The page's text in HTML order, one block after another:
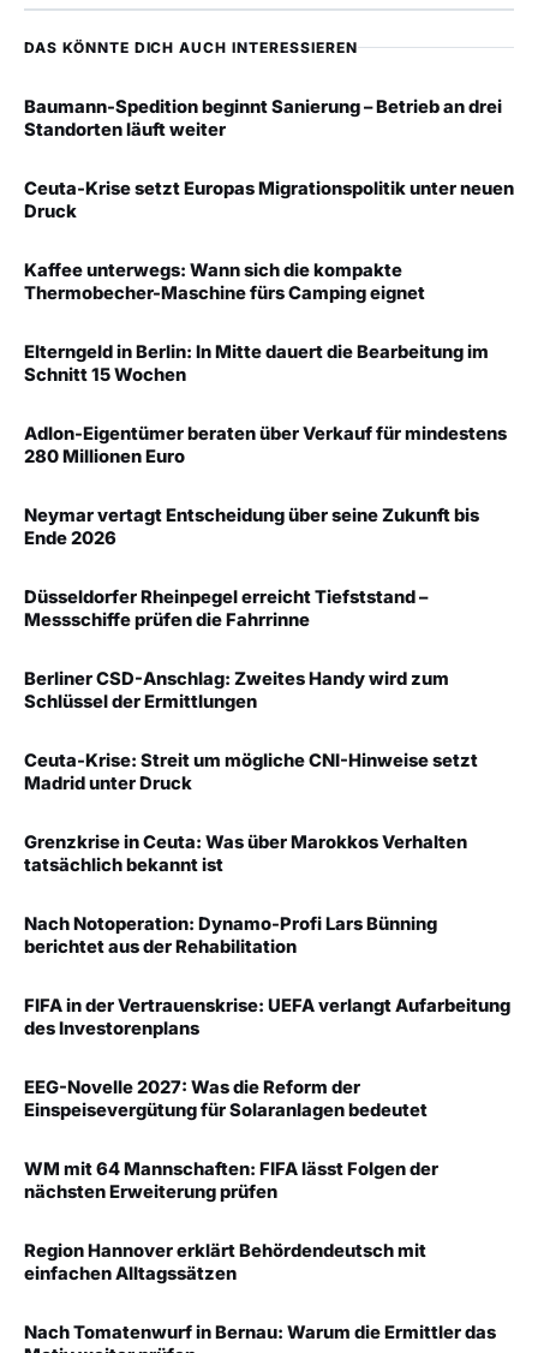
DAS KÖNNTE DICH AUCH INTERESSIEREN
Baumann-Spedition beginnt Sanierung – Betrieb an drei
Standorten läuft weiter
Ceuta-Krise setzt Europas Migrationspolitik unter neuen
Druck
Kaffee unterwegs: Wann sich die kompakte
Thermobecher-Maschine fürs Camping eignet
Elterngeld in Berlin: In Mitte dauert die Bearbeitung im
Schnitt 15 Wochen
Adlon-Eigentümer beraten über Verkauf für mindestens
280 Millionen Euro
Neymar vertagt Entscheidung über seine Zukunft bis
Ende 2026
Düsseldorfer Rheinpegel erreicht Tiefststand –
Messschiffe prüfen die Fahrrinne
Berliner CSD-Anschlag: Zweites Handy wird zum
Schlüssel der Ermittlungen
Ceuta-Krise: Streit um mögliche CNI-Hinweise setzt
Madrid unter Druck
Grenzkrise in Ceuta: Was über Marokkos Verhalten
tatsächlich bekannt ist
Nach Notoperation: Dynamo-Profi Lars Bünning
berichtet aus der Rehabilitation
FIFA in der Vertrauenskrise: UEFA verlangt Aufarbeitung
des Investorenplans
EEG-Novelle 2027: Was die Reform der
Einspeisevergütung für Solaranlagen bedeutet
WM mit 64 Mannschaften: FIFA lässt Folgen der
nächsten Erweiterung prüfen
Region Hannover erklärt Behördendeutsch mit
einfachen Alltagssätzen
Nach Tomatenwurf in Bernau: Warum die Ermittler das